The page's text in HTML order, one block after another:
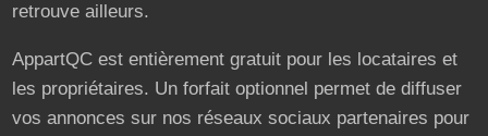
retrouve ailleurs.
AppartQC est entièrement gratuit pour les locataires et
les propriétaires. Un forfait optionnel permet de diffuser
vos annonces sur nos réseaux sociaux partenaires pour